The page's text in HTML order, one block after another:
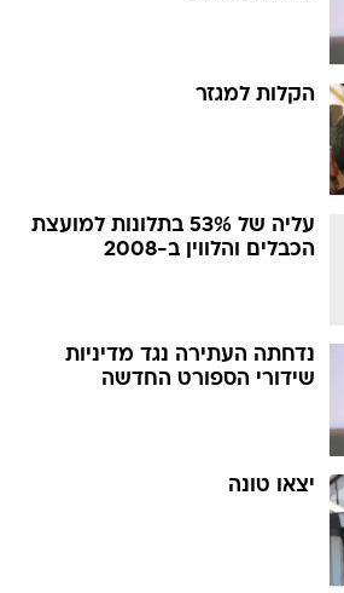
הקלות למגזר
עליה של 53% בתלונות למועצת
הכבלים והלווין ב-2008
נדחתה העתירה נגד מדיניות
שידורי הספורט החדשה
יצאו טונה